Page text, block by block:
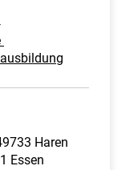
Haren
Essen